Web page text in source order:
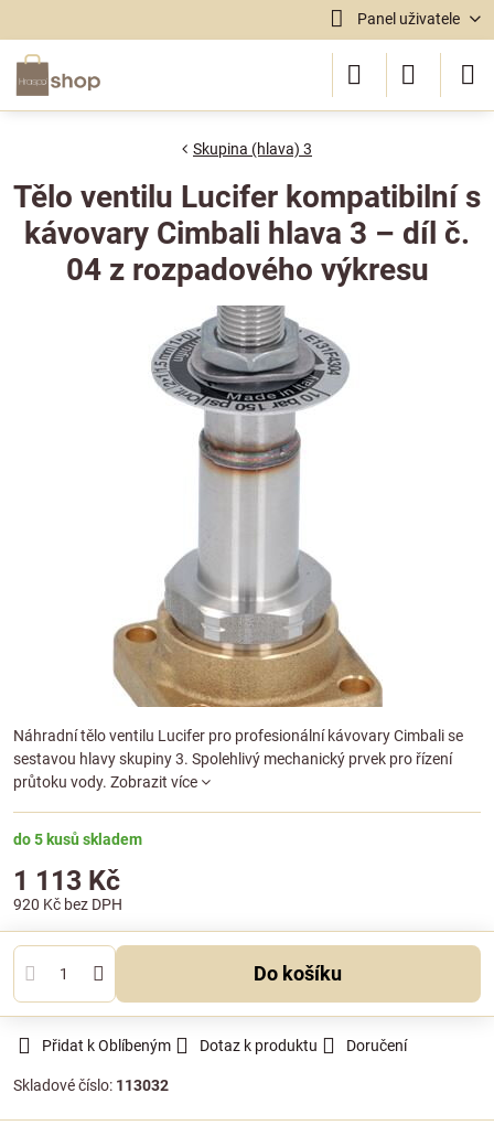
Panel uživatele
Skupina (hlava) 3
Tělo ventilu Lucifer kompatibilní s
kávovary Cimbali hlava 3 – díl č.
04 z rozpadového výkresu
Náhradní tělo ventilu Lucifer pro profesionální kávovary Cimbali se
sestavou hlavy skupiny 3. Spolehlivý mechanický prvek pro řízení
průtoku vody. Zobrazit více
do 5 kusů skladem
1 113 Kč
920 Kč bez DPH
Do košíku
Přidat k Oblíbeným Dotaz k produktu Doručení
Skladové číslo: 113032